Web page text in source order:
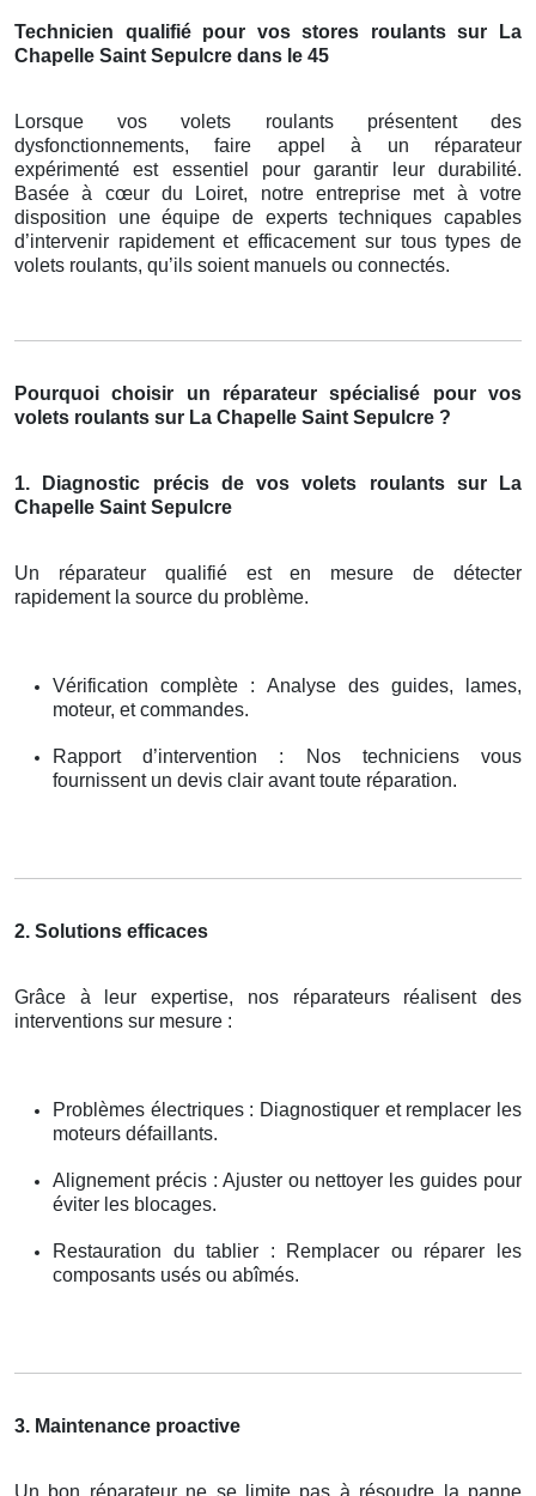
Technicien qualifié pour vos stores roulants sur La
Chapelle Saint Sepulcre dans le 45
Lorsque vos volets roulants présentent des
dysfonctionnements, faire appel à un réparateur
expérimenté est essentiel pour garantir leur durabilité.
Basée à cœur du Loiret, notre entreprise met à votre
disposition une équipe de experts techniques capables
d’intervenir rapidement et efficacement sur tous types de
volets roulants, qu’ils soient manuels ou connectés.
Pourquoi choisir un réparateur spécialisé pour vos
volets roulants sur La Chapelle Saint Sepulcre ?
1. Diagnostic précis de vos volets roulants sur La
Chapelle Saint Sepulcre
Un réparateur qualifié est en mesure de détecter
rapidement la source du problème.
Vérification complète : Analyse des guides, lames,
moteur, et commandes.
Rapport d’intervention : Nos techniciens vous
fournissent un devis clair avant toute réparation.
2. Solutions efficaces
Grâce à leur expertise, nos réparateurs réalisent des
interventions sur mesure :
Problèmes électriques : Diagnostiquer et remplacer les
moteurs défaillants.
Alignement précis : Ajuster ou nettoyer les guides pour
éviter les blocages.
Restauration du tablier : Remplacer ou réparer les
composants usés ou abîmés.
3. Maintenance proactive
Un bon réparateur ne se limite pas à résoudre la panne